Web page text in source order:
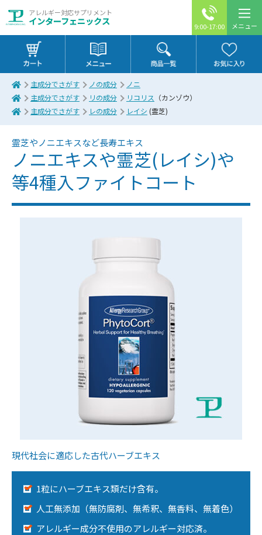
アレルギー対応サプリメント
インターフェニックス 9:00-17:00 メニュー
主成分でさがす ノの成分
ノニ
主成分でさがす
リの成分 リコリス （カンゾウ）
主成分でさがす
レの成分 レイシ (霊芝)
霊芝やノニエキスなど長寿エキス
ノニエキスや霊芝(レイシ)や
等4種入ファイトコート
現代社会に適応した古代ハーブエキス
1粒にハーブエキス類だけ含有。
人工無添加（無防腐剤、無希釈、無香料、無着色）
アレルギー成分不使用のアレルギー対応済。